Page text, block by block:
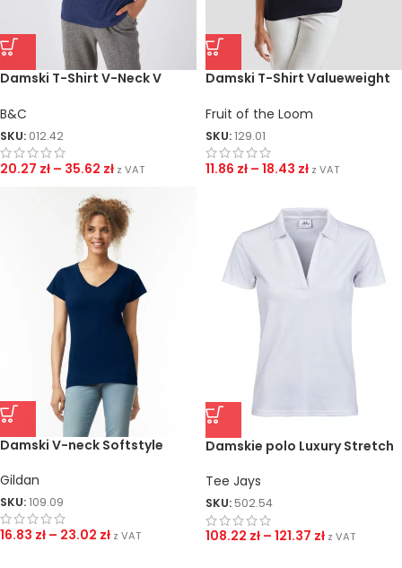
Damski T-Shirt V-Neck V
B&C
SKU: 012.42
20.27 zł – 35.62 zł z VAT
Damski T-Shirt Valueweight
Fruit of the Loom
SKU:129.01
11.86 zł – 18.43 zł z VAT
Damski V-neck Softstyle
Gildan
SKU:109.09
16.83 zł – 23.02 zł z VAT
Damskie polo Luxury Stretch
Tee Jays
SKU:502.54
108.22 zł – 121.37 zł z VAT